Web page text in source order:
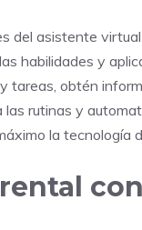
del asistente
habilidades y
obtén
rutinas y
la tecnología